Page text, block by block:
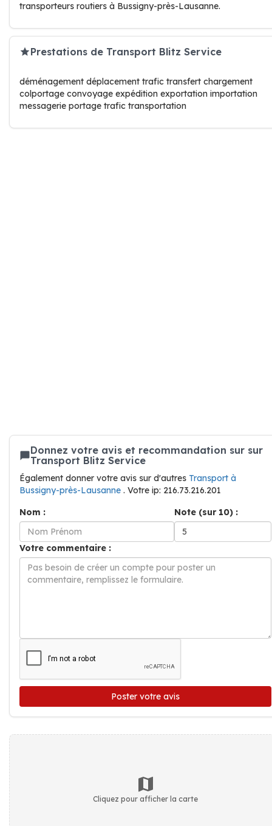
transporteurs routiers à Bussigny-près-Lausanne.
Prestations de Transport Blitz Service
déménagement déplacement trafic transfert chargement
colportage convoyage expédition exportation importation
messagerie portage trafic transportation
Donnez votre avis et recommandation sur sur
Transport Blitz Service
Également donner votre avis sur d'autres Transport à
Bussigny-près-Lausanne . Votre ip: 216.73.216.201
Nom :
Note (sur 10) :
Votre commentaire :
Poster votre avis
Cliquez pour afficher la carte